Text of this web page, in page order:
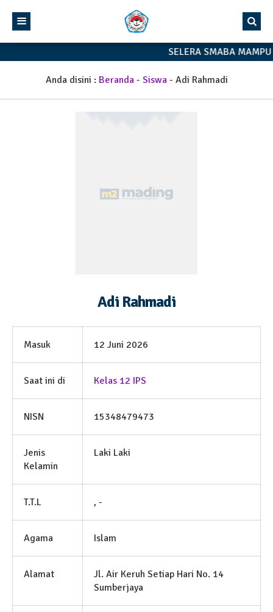
SELERA SMABA
Anda disini : Beranda- Siswa- Adi Rahmadi
Adi Rahmadi
Masuk 12 Juni 2026
Saat ini di Kelas 12 IPS
NISN 15348479473
Jenis
Kelamin
Laki Laki
T.T.L , -
Agama Islam
Alamat
Jl. Air Keruh Setiap Hari No. 14
Sumberjaya